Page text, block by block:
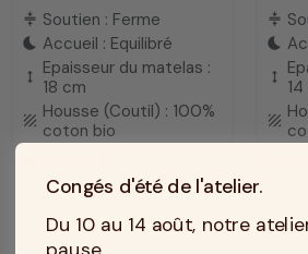
compress Soutien : Ferme
bedtime Accueil : Equilibré
height
Epaisseur du matelas :
18 cm
texture Housse (Coutil) : 100%
coton bio
Prix habituel
909 €
Prix promotionnel
Dès
Découvrir
compress
bedtime
height
texture
Congés d'été de l'atelier.
Du 10 au 14 août, notre
pause.